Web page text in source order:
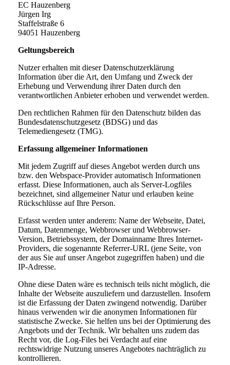
EC Hauzenberg
Jürgen Irg
Staffelstraße 6
94051 Hauzenberg
Geltungsbereich
Nutzer erhalten mit dieser Datenschutzerklärung
Information über die Art, den Umfang und Zweck der
Erhebung und Verwendung ihrer Daten durch den
verantwortlichen Anbieter erhoben und verwendet werden.
Den rechtlichen Rahmen für den Datenschutz bilden das
Bundesdatenschutzgesetz (BDSG) und das
Telemediengesetz (TMG).
Erfassung allgemeiner Informationen
Mit jedem Zugriff auf dieses Angebot werden durch uns
bzw. den Webspace-Provider automatisch Informationen
erfasst. Diese Informationen, auch als Server-Logfiles
bezeichnet, sind allgemeiner Natur und erlauben keine
Rückschlüsse auf Ihre Person.
Erfasst werden unter anderem: Name der Webseite, Datei,
Datum, Datenmenge, Webbrowser und Webbrowser-
Version, Betriebssystem, der Domainname Ihres Internet-
Providers, die sogenannte Referrer-URL (jene Seite, von
der aus Sie auf unser Angebot zugegriffen haben) und die
IP-Adresse.
Ohne diese Daten wäre es technisch teils nicht möglich, die
Inhalte der Webseite auszuliefern und darzustellen. Insofern
ist die Erfassung der Daten zwingend notwendig. Darüber
hinaus verwenden wir die anonymen Informationen für
statistische Zwecke. Sie helfen uns bei der Optimierung des
Angebots und der Technik. Wir behalten uns zudem das
Recht vor, die Log-Files bei Verdacht auf eine
rechtswidrige Nutzung unseres Angebotes nachträglich zu
kontrollieren.